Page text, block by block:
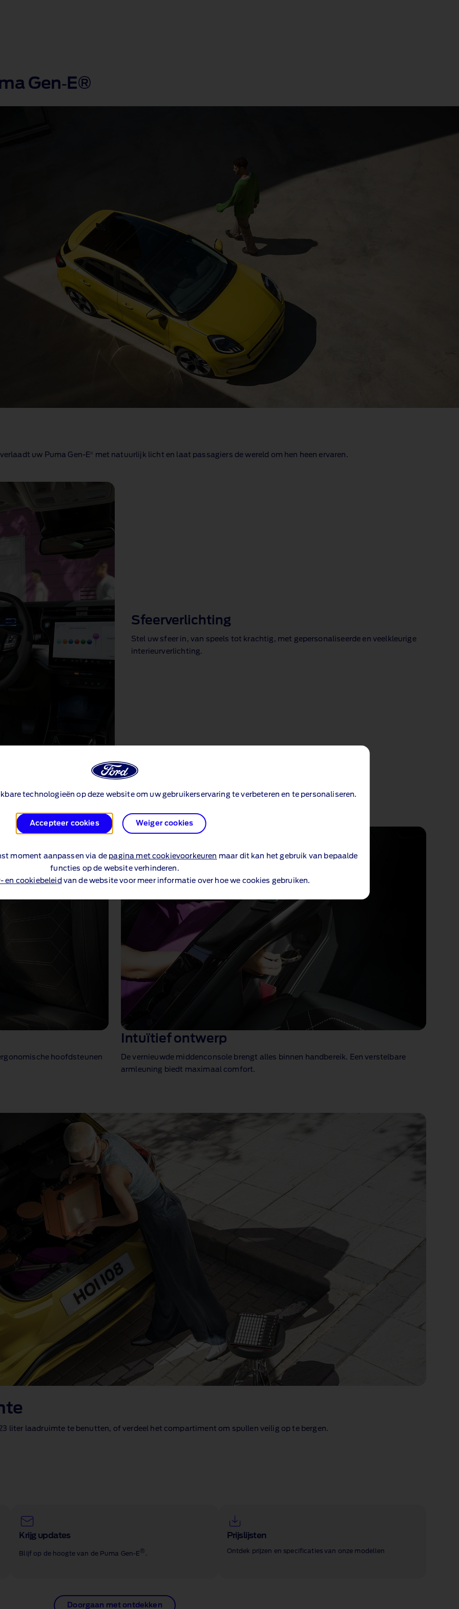
technologieën op deze website om uw gebruikerservaring te verbeteren en te personaliseren.
Accepteer cookies Weiger cookies
moment aanpassen via de pagina met cookievoorkeuren maar dit kan het gebruik van bepaalde
functies op de website verhinderen.
en cookiebeleid van de website voor meer informatie over hoe we cookies gebruiken.
Gen‑E®
uw Puma Gen‑E met natuurlijk licht en laat passagiers de wereld om hen heen ervaren .
Sfeerverlichting
Stel uw sfeer in, van speels tot krachtig, met gepersonaliseerde en veelkleurige
interieurverlichting.
hoofdsteunen
Intuïtief ontwerp
De vernieuwde middenconsole brengt alles binnen handbereik. Een verstelbare
armleuning biedt maximaal comfort.
liter laadruimte te benutten, of verdeel het compartiment om spullen veilig op te bergen.
Krijg updates
Blijf op de hoogte van de Puma Gen‑E ® .
Prijslijsten
Ontdek prijzen en specificaties van onze modellen
Doorgaan met ontdekken